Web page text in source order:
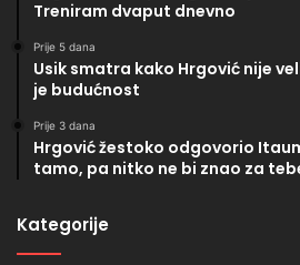
Treniram dvaput dnevno
Prije 5 dana
Usik smatra kako Hrgović nije
je budućnost
Prije 3 dana
Hrgović žestoko odgovorio
tamo, pa nitko ne bi znao za
Kategorije